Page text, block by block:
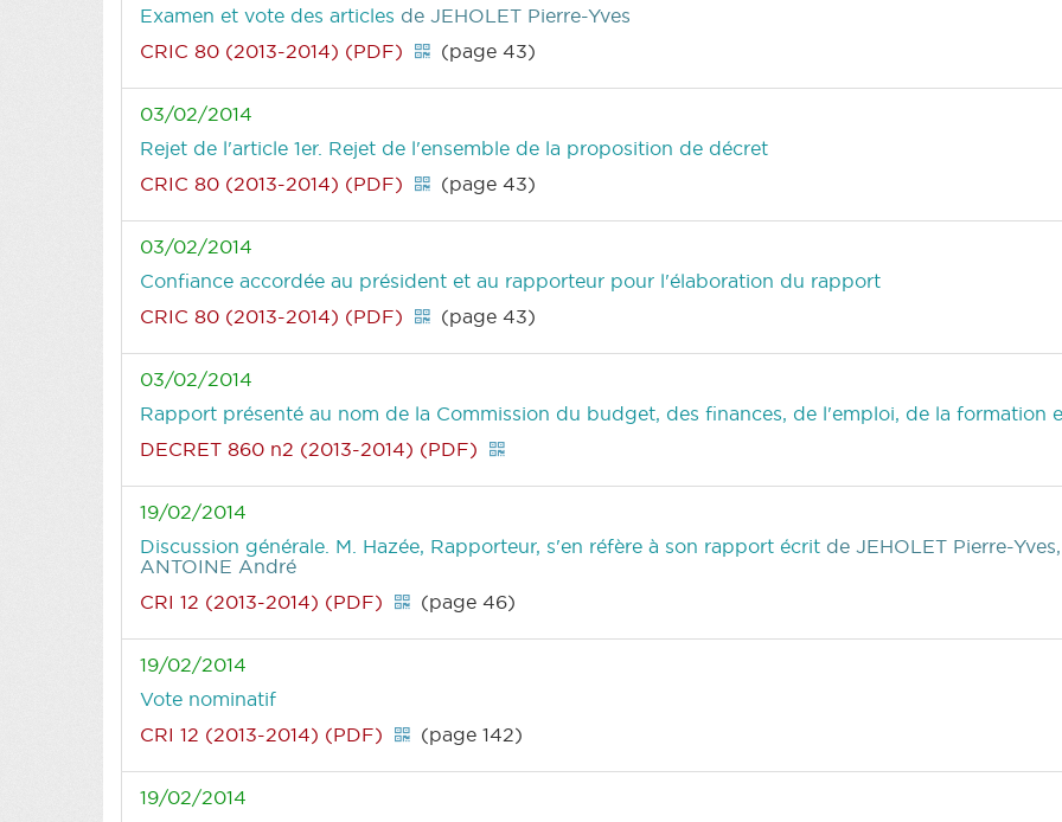
Examen et vote des articles de JEHOLET Pierre-Yves
CRIC 80 (2013-2014) (PDF)
(page 43)
03/02/2014
Rejet de l'article 1er. Rejet de l'ensemble de la proposition de décret
CRIC 80 (2013-2014) (PDF)
(page 43)
03/02/2014
Confiance accordée au président et au rapporteur pour l'élaboration du rapport
CRIC 80 (2013-2014) (PDF)
(page 43)
03/02/2014
Rapport présenté au nom de la Commission du budget, des finances, de l'emploi, de la formation
DECRET 860 n2 (2013-2014) (PDF)
19/02/2014
Discussion générale. M. Hazée, Rapporteur, s'en réfère à son rapport écrit de JEHOLET Pierre-
ANTOINE André
CRI 12 (2013-2014) (PDF)
(page 46)
19/02/2014
Vote nominatif
CRI 12 (2013-2014) (PDF)
(page 142)
19/02/2014